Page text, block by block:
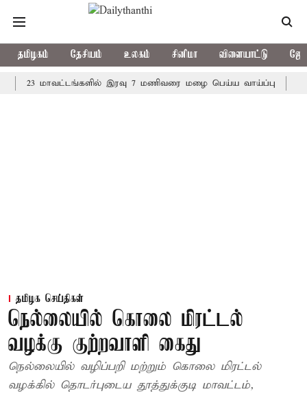
தமிழகம் தேசியம் உலகம் சினிமா விளையாட்டு
23 மாவட்டங்களில் இரவு 7 மணிவரை மழை பெய்ய வாய்ப்பு
தமிழக செய்திகள்
நெல்லையில் கொலை மிரட்டல்
வழக்கு குற்றவாளி கைது
நெல்லையில் வழிப்பறி மற்றும் கொலை மிரட்டல்
வழக்கில் தொடர்புடைய தூத்துக்குடி மாவட்டம்,